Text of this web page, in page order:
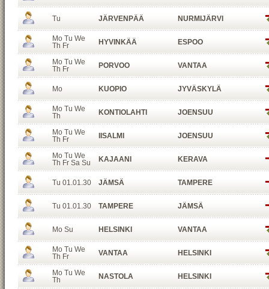
Tu JÄRVENPÄÄ NURMIJÄRVI
Mo Tu We
Th Fr
HYVINKÄÄ ESPOO
Mo Tu We
Th Fr
PORVOO VANTAA
Mo KUOPIO JYVÄSKYLÄ
Mo Tu We
Th
KONTIOLAHTI JOENSUU
Mo Tu We
Th Fr
IISALMI JOENSUU
Mo Tu We
Th Fr Sa Su
KAJAANI KERAVA
Tu 01.01.30 JÄMSÄ TAMPERE
Tu 01.01.30 TAMPERE JÄMSÄ
Mo Su HELSINKI VANTAA
Mo Tu We
Th Fr
VANTAA HELSINKI
Mo Tu We
Th
NASTOLA HELSINKI